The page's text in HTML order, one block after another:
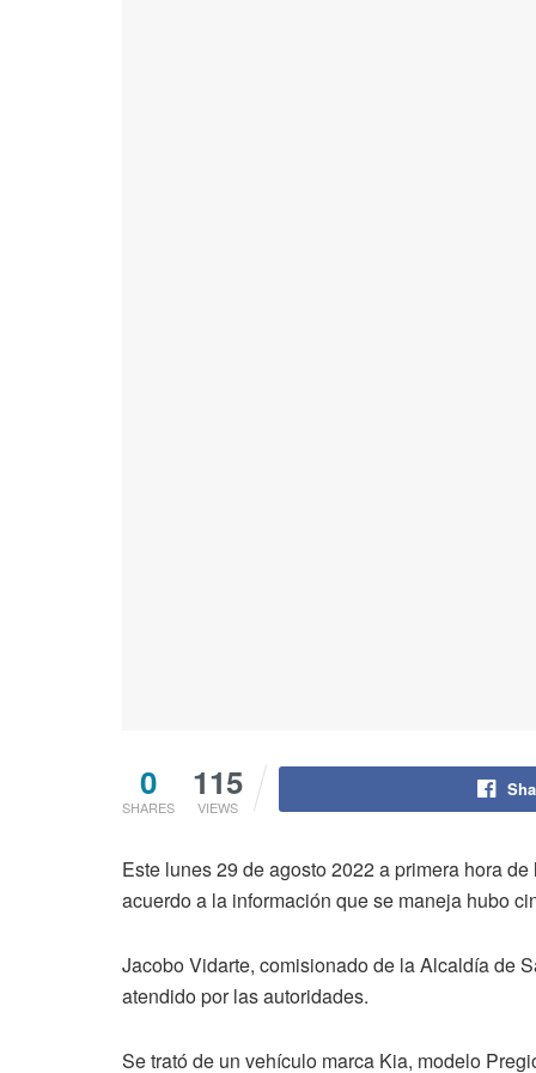
0
SHARES
115
VIEWS
Este lunes 29 de agosto 2022 a primera hora
acuerdo a la información que se maneja hubo
Jacobo Vidarte, comisionado de la Alcaldía de
atendido por las autoridades.
Se trató de un vehículo marca Kia, modelo